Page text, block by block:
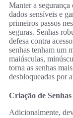
Manter a
dados sensíveis e
primeiros passos
seguras. Senhas
defesa contra
senhas tenham um
maiúsculas,
torna as senhas
desbloqueadas por
Criação de
Adicionalmente,